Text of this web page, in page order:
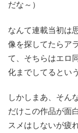
だな～）
なんて連載当初は
像を探してたらア
て、そちらはエロ
化までしてるとい
しかしまあ、そん
だけこの作品が面
スメはしないが疲